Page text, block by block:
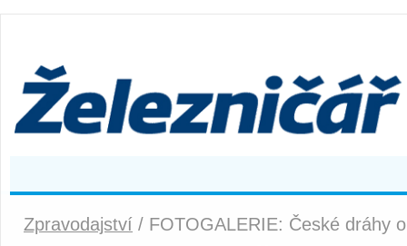
Zpravodajství / FOTOGALERIE: České dráhy